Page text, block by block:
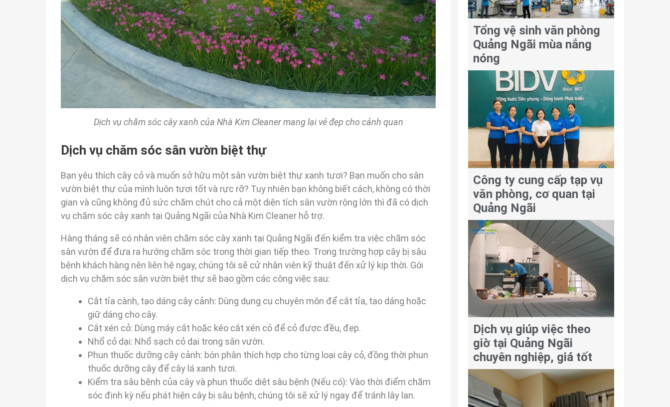
Dịch vụ chăm sóc cây xanh của Nhà Kim Cleaner mang lại vẻ đẹp cho cảnh quan
Dịch vụ chăm sóc sân vườn biệt thự
Bạn yêu thích cây cỏ và muốn sở hữu một sân vườn biệt thự xanh tươi? Bạn muốn cho sân
vườn biệt thự của mình luôn tươi tốt và rực rỡ? Tuy nhiên bạn không biết cách, không có thời
gian và cũng không đủ sức chăm chút cho cả một diện tích sân vườn rộng lớn thì đã có dịch
vụ chăm sóc cây xanh tại Quảng Ngãi của Nhà Kim Cleaner hỗ trợ.
Hàng tháng sẽ có nhân viên chăm sóc cây xanh tại Quảng Ngãi đến kiểm tra việc chăm sóc
sân vườn để đưa ra hướng chăm sóc trong thời gian tiếp theo. Trong trường hợp cây bị sâu
bệnh khách hàng nên liên hệ ngay, chúng tôi sẽ cử nhân viên kỹ thuật đến xử lý kịp thời. Gói
dịch vụ chăm sóc sân vườn biệt thự sẽ bao gồm các công việc sau:
Cắt tỉa cành, tạo dáng cây cảnh: Dùng dụng cụ chuyên môn để cắt tỉa, tạo dáng hoặc
giữ dáng cho cây.
Cắt xén cỏ: Dùng máy cắt hoặc kéo cắt xén cỏ để cỏ được đều, đẹp.
Nhổ cỏ dại: Nhổ sạch cỏ dại trong sân vườn.
Phun thuốc dưỡng cây cảnh: bón phân thích hợp cho từng loại cây cỏ, đồng thời phun
thuốc dưỡng cây để cây lá xanh tươi.
Kiểm tra sâu bệnh của cây và phun thuốc diệt sâu bệnh (Nếu có): Vào thời điểm chăm
sóc định kỳ nếu phát hiện cây bị sâu bệnh, chúng tôi sẽ xử lý ngay để tránh lây lan.
Tổng vệ sinh văn phòng
Quảng Ngãi mùa nắng
nóng
Công ty cung cấp tạp vụ
văn phòng, cơ quan tại
Quảng Ngãi
Dịch vụ giúp việc theo
giờ tại Quảng Ngãi
chuyên nghiệp, giá tốt